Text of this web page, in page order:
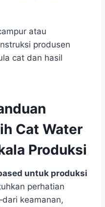
atau
produsen
cat dan hasil
Cat Water
Produksi
untuk produksi
perhatian
keamanan,